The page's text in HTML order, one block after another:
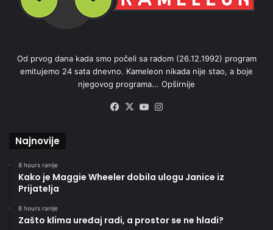
Od prvog dana kada smo počeli sa radom (26.12.1992) program
emitujemo 24 sata dnevno. Kameleon nikada nije stao, a boje
njegovog programa... Opširnije
Facebook
X YouTube
Najnovije
8 hours ranije
Kako je Maggie Wheeler dobila ulogu Janice iz
Prijatelja
8 hours ranije
Zašto klima uređaj radi, a prostor se ne hladi?